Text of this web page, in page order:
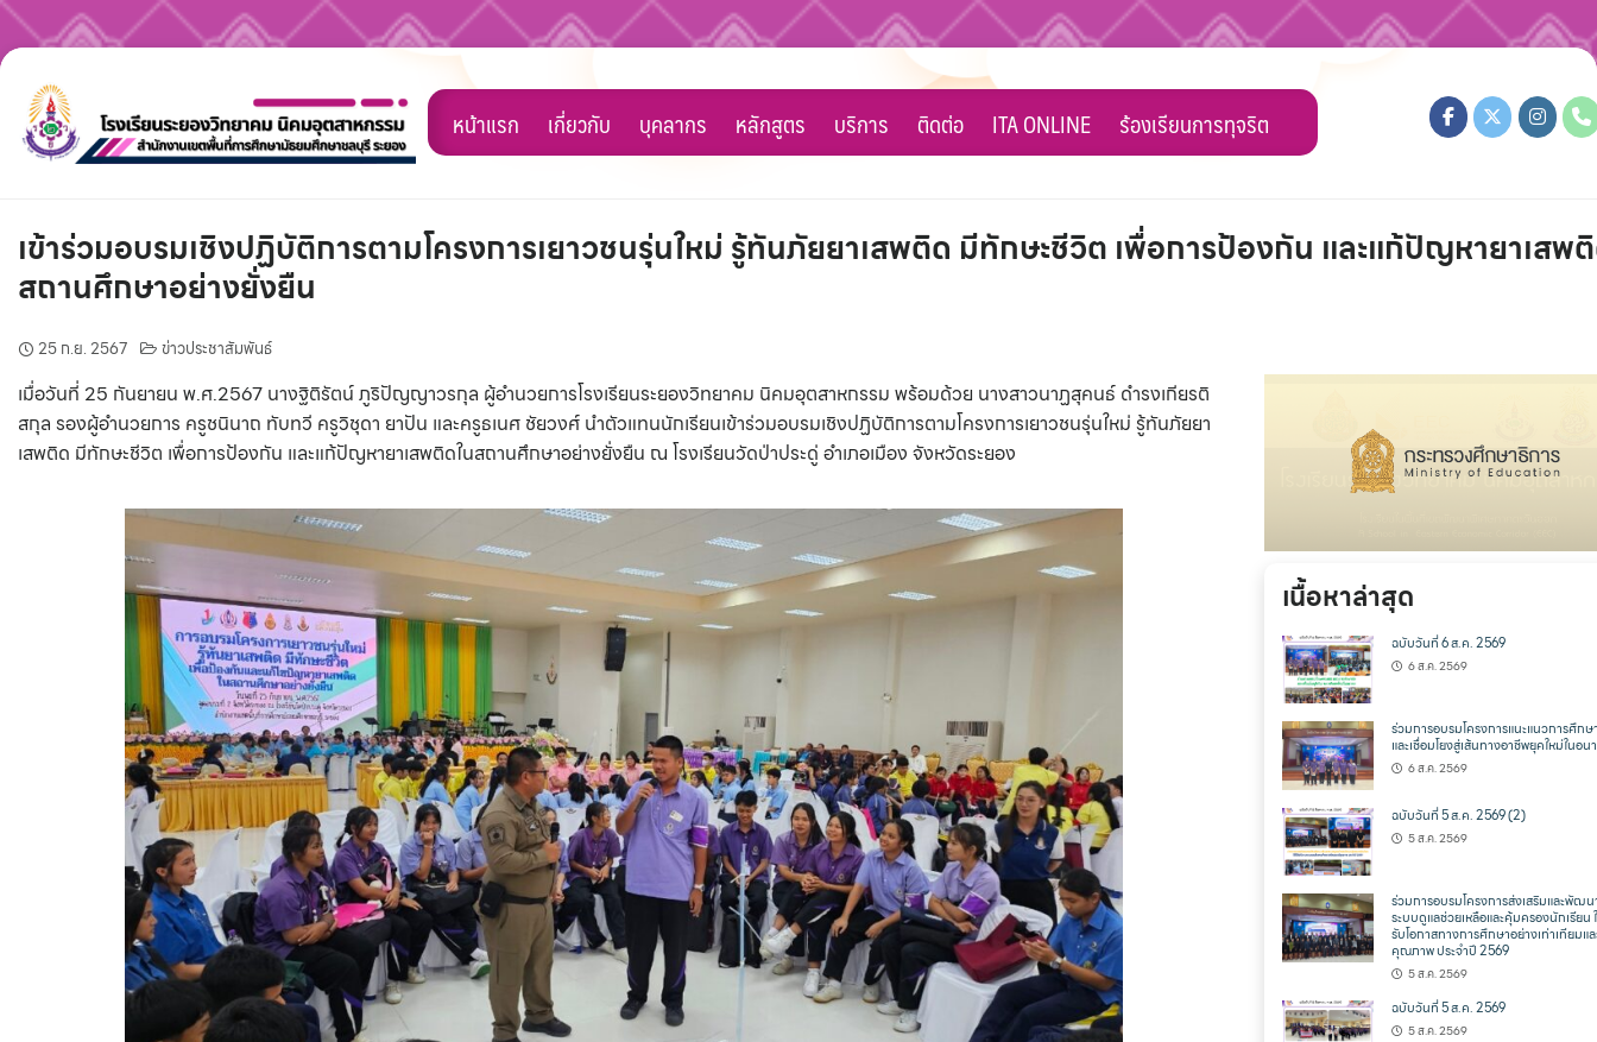
Skip
content
หน้าแรก เกี่ยวกับ บุคลากร หลักสูตร บริการ ติดต่อ ITA ONLINE ร้องเรียนการทุจริต
เข้าร่วมอบรมเชิงปฏิบัติการตามโครงการเยาวชนรุ่นใหม่ รู้ทันภัยยาเสพติด มีทักษะชีวิต เพื่อการป้องกัน และแก้ปัญหายาเสพ
สถานศึกษาอย่างยั่งยืน
25 ก.ย. 2567 ข่าวประชาสัมพันธ์
เมื่อวันที่ 25 กันยายน พ.ศ.2567 นางฐิติรัตน์ ภูริปัญญาวรกุล ผู้อำนวยการโรงเรียนระยองวิทยาคม นิคมอุตสาหกรรม พร้อมด้วย นางสาวนาฏสุคนธ์ ดำรงเกียรติ
สกุล รองผู้อำนวยการ ครูชนินาถ ทับทวี ครูวิชุดา ยาปัน และครูธเนศ ชัยวงศ์ นำตัวแทนนักเรียนเข้าร่วมอบรมเชิงปฏิบัติการตามโครงการเยาวชนรุ่นใหม่ รู้ทันภัยยา
เสพติด มีทักษะชีวิต เพื่อการป้องกัน และแก้ปัญหายาเสพติดในสถานศึกษาอย่างยั่งยืน ณ โรงเรียนวัดป่าประดู่ อำเภอเมือง จังหวัดระยอง
เนื้อหาล่าสุด
ฉบับวันที่ 6 ส.ค. 2569
6 ส.ค. 2569
ร่วมการอบรมโครงการแนะแนวการศึก
และเชื่อมโยงสู่เส้นทางอาชีพยุคใหม่ในอ
6 ส.ค. 2569
ฉบับวันที่ 5 ส.ค. 2569 (2)
5 ส.ค. 2569
ร่วมการอบรมโครงการส่งเสริมและพัฒน
ระบบดูแลช่วยเหลือและคุ้มครองนักเรียน
รับโอกาสทางการศึกษาอย่างเท่าเทียมแ
คุณภาพ ประจำปี 2569
5 ส.ค. 2569
ฉบับวันที่ 5 ส.ค. 2569
5 ส.ค. 2569